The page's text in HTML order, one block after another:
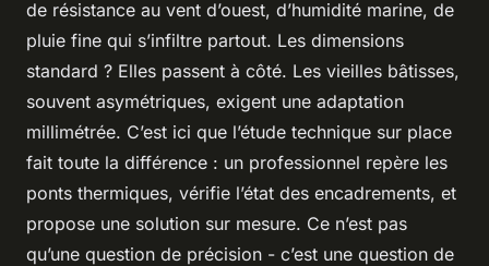
de résistance au vent d’ouest, d’humidité marine, de
pluie fine qui s’infiltre partout. Les dimensions
standard ? Elles passent à côté. Les vieilles bâtisses,
souvent asymétriques, exigent une adaptation
millimétrée. C’est ici que l’étude technique sur place
fait toute la différence : un professionnel repère les
ponts thermiques, vérifie l’état des encadrements, et
propose une solution sur mesure. Ce n’est pas
qu’une question de précision - c’est une question de